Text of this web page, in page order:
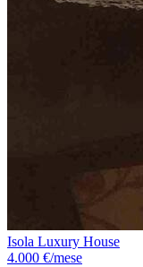
Isola Luxury House
4.000 €/mese